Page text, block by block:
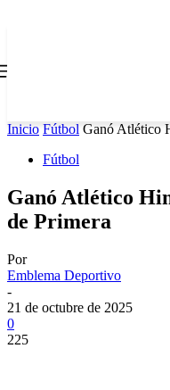
Inicio Fútbol Ganó Atlético
Fútbol
Ganó Atlético
de Primera
Por
Emblema Deportivo
-
21 de octubre de 2025
0
225